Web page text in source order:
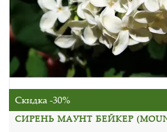
Скидка -30%
СИРЕНЬ МАУНТ БЕЙКЕР